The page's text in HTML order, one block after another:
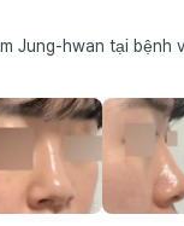
Jung-hwan tại bệnh